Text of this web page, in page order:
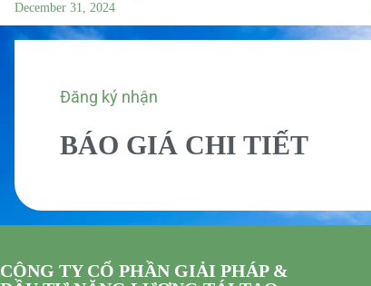
December 31, 2024
Đăng ký nhận
BÁO GIÁ CHI TIẾT
CÔNG TY CỔ PHẦN GIẢI PHÁP &